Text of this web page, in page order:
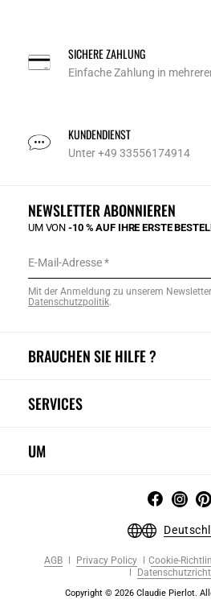
SICHERE ZAHLUNG
Einfache Zahlung in
KUNDENDIENST
Unter +49 33556174914
BRAUCHEN SIE HILFE ?
SERVICES
UM
NEWSLETTER ABONNIEREN
UM VON-10 % AUF IHRE ERSTE
E-Mail-Adresse
Mit der Anmeldung zu unserem
Datenschutzpolitik.
AGB Privacy Policy Cookie-
Copyright © 2026 Claudie Pierlot.